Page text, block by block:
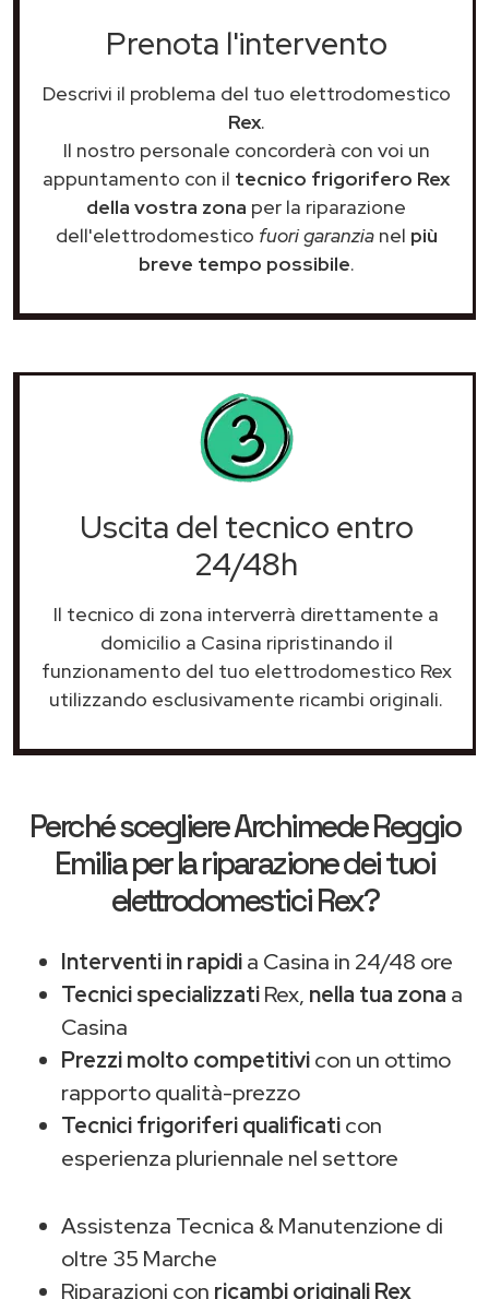
Prenota l'intervento
Descrivi il problema del tuo elettrodomestico
Rex.
Il nostro personale concorderà con voi un
appuntamento con il tecnico frigorifero Rex
della vostra zona per la riparazione
dell'elettrodomestico fuori garanzianel più
breve tempo possibile.
Uscita del tecnico entro
24/48h
Il tecnico di zona interverrà direttamente a
domicilio a Casina ripristinando il
funzionamento del tuo elettrodomestico Rex
utilizzando esclusivamente ricambi originali.
Perché scegliereArchimede Reggio
Emiliaper la riparazione dei tuoi
elettrodomestici Rex?
Interventi in rapidia Casina in 24/48 ore
Tecnici specializzatiRex, nella tua zona a
Casina
Prezzi molto competitivicon un ottimo
rapporto qualità-prezzo
Tecnici frigoriferi qualificaticon
esperienza pluriennale nel settore
Assistenza Tecnica & Manutenzione di
oltre 35 Marche
Riparazioni con ricambi originali Rex